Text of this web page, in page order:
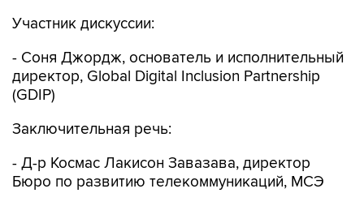
Участник дискуссии:
- Соня Джордж, основатель и исполнительный
директор, Global Digital Inclusion Partnership
(GDIP)
Заключительная речь:
- Д-р Космас Лакисон Завазава, директор
Бюро по развитию телекоммуникаций, МСЭ